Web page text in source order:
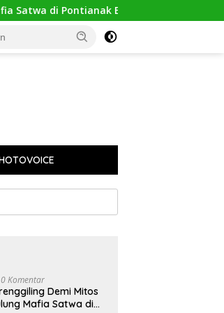
di Pontianak Bersama Setengah Ton
0 Komentar
Demi Mitos
Mafia Satwa di